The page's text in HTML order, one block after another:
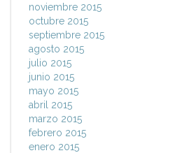
noviembre 2015
octubre 2015
septiembre 2015
agosto 2015
julio 2015
junio 2015
mayo 2015
abril 2015
marzo 2015
febrero 2015
enero 2015